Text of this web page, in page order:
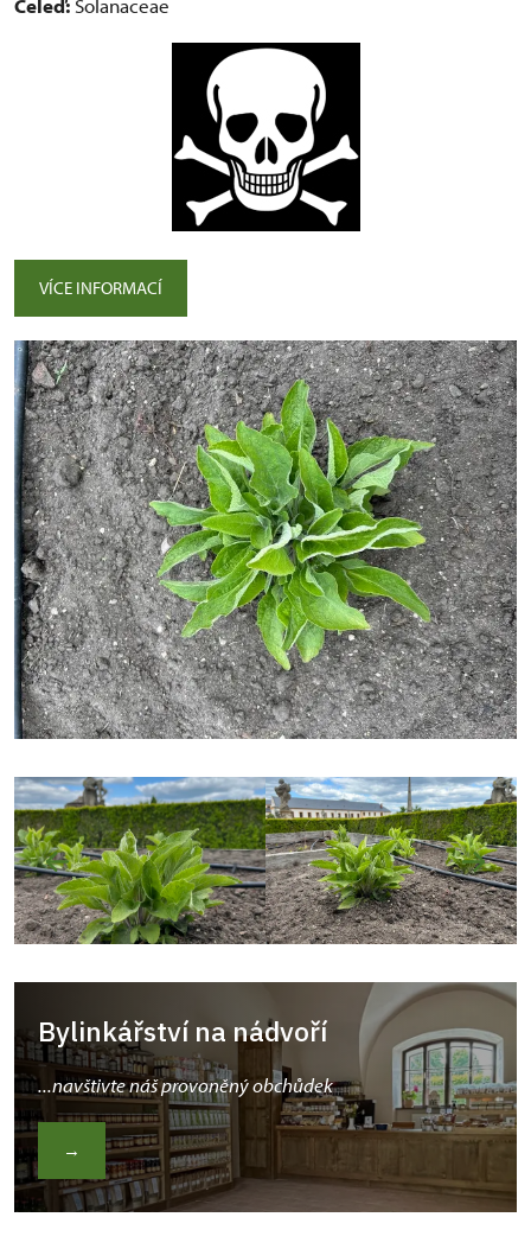
Čeleď: Solanaceae
VÍCE INFORMACÍ
Bylinkářství na nádvoří
...navštivte náš provoněný obchůdek
→